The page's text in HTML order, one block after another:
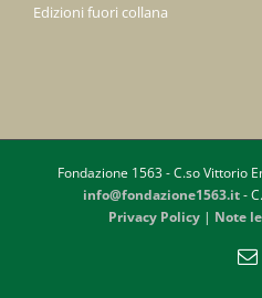
Edizioni fuori collana
Fondazione 1563 - C.so Vittorio
info@fondazione1563.it-
Privacy Policy| Note